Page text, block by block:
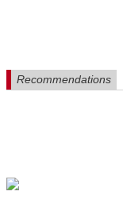
Recommendations